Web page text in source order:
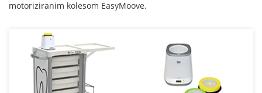
motoriziranim kolesom EasyMoove.